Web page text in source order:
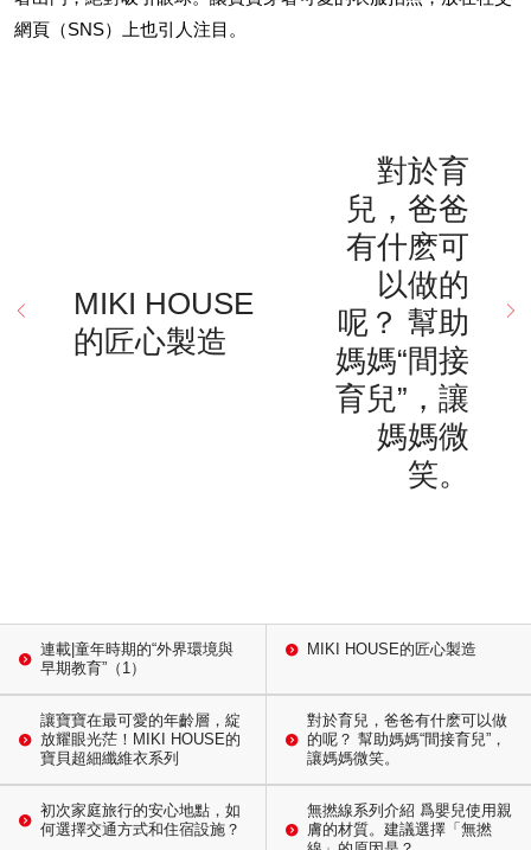
網頁（SNS）上也引人注目。
MIKI HOUSE
的匠心製造
對於育
兒，爸爸
有什麽可
以做的
呢？ 幫助
媽媽“間接
育兒”，讓
媽媽微
笑。
連載|童年時期的“外界環境與
早期教育”（1）
MIKI HOUSE的匠心製造
讓寶寶在最可愛的年齡層，綻
放耀眼光茫！MIKI HOUSE的
寶貝超細纖維衣系列
對於育兒，爸爸有什麽可以做
的呢？ 幫助媽媽“間接育兒”，
讓媽媽微笑。
初次家庭旅行的安心地點，如
何選擇交通方式和住宿設施？
無撚線系列介紹 爲嬰兒使用親
膚的材質。建議選擇「無撚